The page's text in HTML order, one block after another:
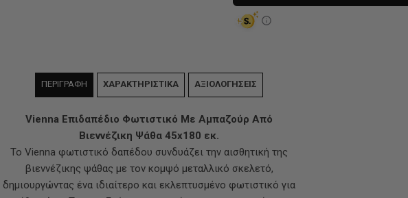
ΠΕΡΙΓΡΑΦΗ ΧΑΡΑΚΤΗΡΙΣΤΙΚΑ ΑΞΙΟΛΟΓΗΣΕΙΣ
Vienna Επιδαπέδιο Φωτιστικό Με Αμπαζούρ Από
Βιεννέζικη Ψάθα 45x180 εκ.
Το Vienna φωτιστικό δαπέδου συνδυάζει την αισθητική της
βιεννέζικης ψάθας με τον κομψό μεταλλικό σκελετό,
δημιουργώντας ένα ιδιαίτερο και εκλεπτυσμένο φωτιστικό για